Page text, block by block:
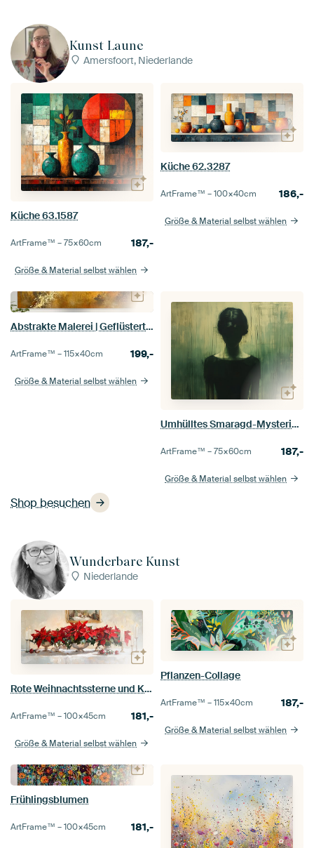
Kunst Laune
Amersfoort, Niederlande
Shop besuchen
Küche 63.1587
ArtFrame™ –75×60cm 187,-
Größe & Material selbst wählen
Küche 62.3287
ArtFrame™ –100×40cm 186,-
Größe & Material selbst wählen
Abstrakte Malerei | Geflüsterte Energie
ArtFrame™ –115×40cm 199,-
Größe & Material selbst wählen
Umhülltes Smaragd-Mysterium
ArtFrame™ –75×60cm 187,-
Größe & Material selbst wählen
Wunderbare Kunst
Niederlande
Rote Weihnachtssterne und Kerzenlicht
ArtFrame™ –100×45cm 181,-
Größe & Material selbst wählen
Pflanzen-Collage
ArtFrame™ –115×40cm 187,-
Größe & Material selbst wählen
Frühlingsblumen
ArtFrame™ –100×45cm 181,-